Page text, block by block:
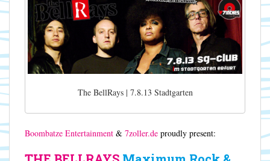
The BellRays | 7.8.13 Stadtgarten
Boombatze Entertainment & 7zoller.de proudly present: